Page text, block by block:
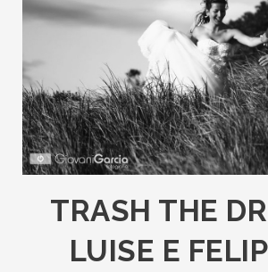
TRASH THE
LUISE E